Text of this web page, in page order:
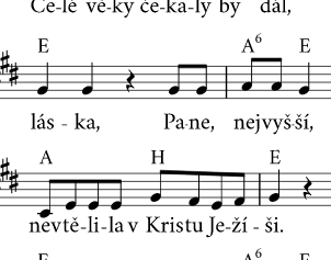
schola / sbor baryton tuba triangl